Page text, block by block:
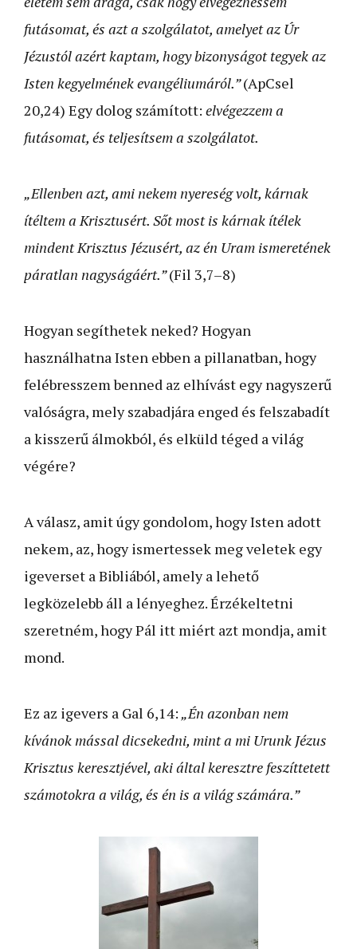
futásomat, és azt a szolgálatot, amelyet az Úr
Jézustól azért kaptam, hogy bizonyságot tegyek az
Isten kegyelmének evangéliumáról.”(ApCsel
20,24) Egy dolog számított: elvégezzem a
futásomat, és teljesítsem a szolgálatot.
„Ellenben azt, ami nekem nyereség volt, kárnak
ítéltem a Krisztusért. Sőt most is kárnak ítélek
mindent Krisztus Jézusért, az én Uram ismeretének
páratlan nagyságáért.”(Fil 3,7–8)
Hogyan segíthetek neked? Hogyan
használhatna Isten ebben a pillanatban, hogy
felébresszem benned az elhívást egy nagyszerű
valóságra, mely szabadjára enged és felszabadít
a kisszerű álmokból, és elküld téged a világ
végére?
A válasz, amit úgy gondolom, hogy Isten adott
nekem, az, hogy ismertessek meg veletek egy
igeverset a Bibliából, amely a lehető
legközelebb áll a lényeghez. Érzékeltetni
szeretném, hogy Pál itt miért azt mondja, amit
mond.
Ez az igevers a Gal 6,14:„Én azonban nem
kívánok mással dicsekedni, mint a mi Urunk Jézus
Krisztus keresztjével, aki által keresztre feszíttetett
számotokra a világ, és én is a világ számára.”